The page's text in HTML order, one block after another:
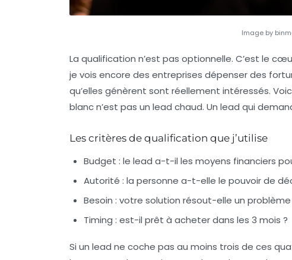
Image by
La qualification n’est pas optionnelle. C’est le
je vois encore des entreprises dépenser des
qu’elles génèrent sont réellement intéressés.
blanc n’est pas un lead chaud. Un lead qui
Les critères de qualification que j’utilise
Budget : le lead a-t-il les moyens financiers
Autorité : la personne a-t-elle le pouvoir de
Besoin : votre solution résout-elle un problème
Timing : est-il prêt à acheter dans les 3 mois ?
Si un lead ne coche pas au moins trois de ces